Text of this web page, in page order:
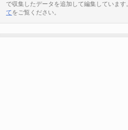
で収集したデータを追加して編集しています
てをご覧ください。